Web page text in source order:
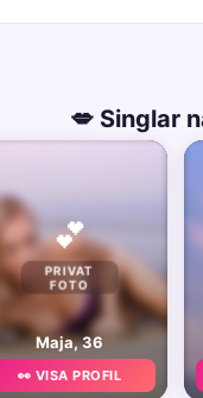
💋 Singlar
💕
PRIVAT
FOTO
Maja, 36
👀 VISA PROFIL